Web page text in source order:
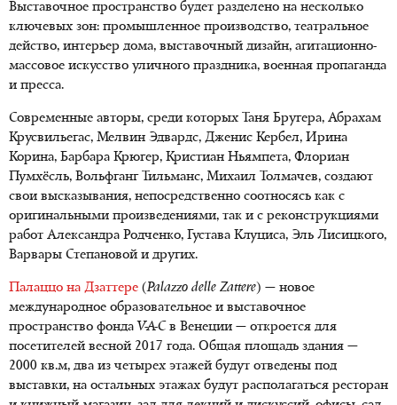
Выставочное пространство будет разделено на несколько
ключевых зон: промышленное производство, театральное
действо, интерьер дома, выставочный дизайн, агитационно-
массовое искусство уличного праздника, военная пропаганда
и пресса.
Современные авторы, среди которых Таня Бругера, Абрахам
Крусвильегас, Мелвин Эдвардс, Дженис Кербел, Ирина
Корина, Барбара Крюгер, Кристиан Ньямпета, Флориан
Пумхёсль, Вольфганг Тильманс, Михаил Толмачев, создают
свои высказывания, непосредственно соотносясь как с
оригинальными произведениями, так и с реконструкциями
работ Александра Родченко, Густава Клуциса, Эль Лисицкого,
Варвары Степановой и других.
Палаццо на Дзаттере (Palazzo delle Zattere) — новое
международное образовательное и выставочное
пространство фонда V-A-C в Венеции — откроется для
посетителей весной 2017 года. Общая площадь здания —
2000 кв.м, два из четырех этажей будут отведены под
выставки, на остальных этажах будут располагаться ресторан